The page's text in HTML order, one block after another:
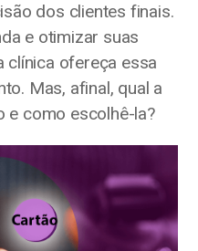
dos clientes finais.
e otimizar suas
clínica ofereça essa
Mas, afinal, qual a
e como escolhê-la?